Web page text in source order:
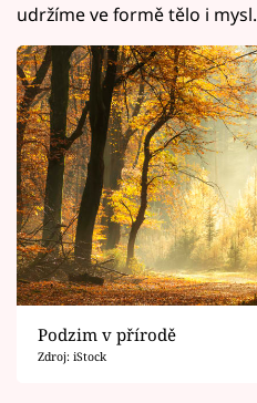
udržíme ve formě tělo i mysl.
Podzim v přírodě
Zdroj: iStock